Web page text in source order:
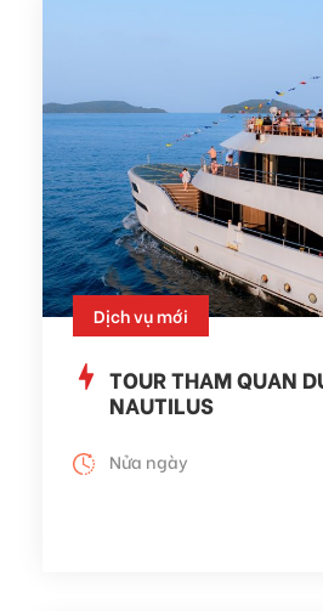
Dịch vụ mới
TOUR THAM QUAN
NAUTILUS
Nửa ngày